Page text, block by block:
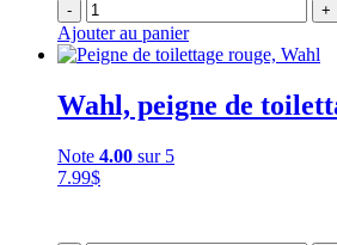
- +
Ajouter au panier
Wahl, peigne de
Note 4.00 sur 5
7.99$